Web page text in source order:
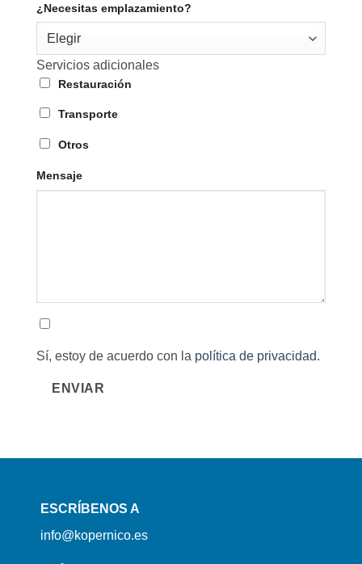
¿Necesitas emplazamiento?
Elegir
Servicios adicionales
Restauración
Transporte
Otros
Mensaje
Sí, estoy de acuerdo con la política de privacidad.
ENVIAR
ESCRÍBENOS A
info@kopernico.es